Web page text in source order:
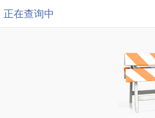
正在查询中